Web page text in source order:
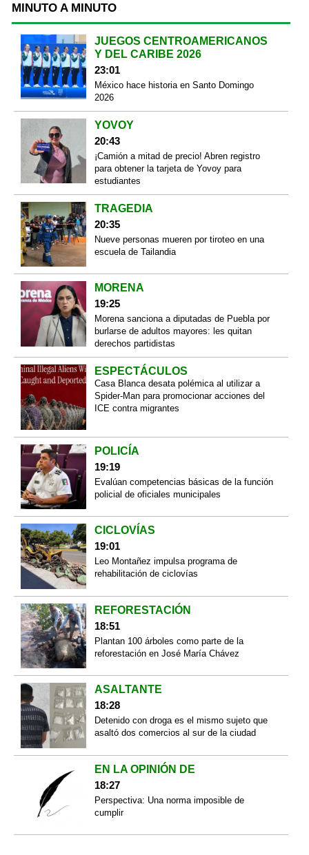
MINUTO A MINUTO
JUEGOS CENTROAMERICANOS
Y DEL CARIBE 2026
23:01
México hace historia en Santo Domingo
2026
YOVOY
20:43
¡Camión a mitad de precio! Abren registro
para obtener la tarjeta de Yovoy para
estudiantes
TRAGEDIA
20:35
Nueve personas mueren por tiroteo en una
escuela de Tailandia
MORENA
19:25
Morena sanciona a diputadas de Puebla por
burlarse de adultos mayores: les quitan
derechos partidistas
ESPECTÁCULOS
Casa Blanca desata polémica al utilizar a
Spider-Man para promocionar acciones del
ICE contra migrantes
POLICÍA
19:19
Evalúan competencias básicas de la función
policial de oficiales municipales
CICLOVÍAS
19:01
Leo Montañez impulsa programa de
rehabilitación de ciclovías
REFORESTACIÓN
18:51
Plantan 100 árboles como parte de la
reforestación en José María Chávez
ASALTANTE
18:28
Detenido con droga es el mismo sujeto que
asaltó dos comercios al sur de la ciudad
EN LA OPINIÓN DE
18:27
Perspectiva: Una norma imposible de
cumplir